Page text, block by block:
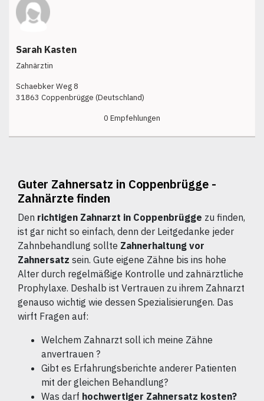
Sarah Kasten
Zahnärztin
Schaebker Weg 8
31863 Coppenbrügge (Deutschland)
0 Empfehlungen
Guter Zahnersatz in Coppenbrügge -
Zahnärzte finden
Den richtigen Zahnarzt in Coppenbrügge zu finden,
ist gar nicht so einfach, denn der Leitgedanke jeder
Zahnbehandlung sollte Zahnerhaltung vor
Zahnersatz sein. Gute eigene Zähne bis ins hohe
Alter durch regelmäßige Kontrolle und zahnärztliche
Prophylaxe. Deshalb ist Vertrauen zu ihrem Zahnarzt
genauso wichtig wie dessen Spezialisierungen. Das
wirft Fragen auf:
Welchem Zahnarzt soll ich meine Zähne
anvertrauen ?
Gibt es Erfahrungsberichte anderer Patienten
mit der gleichen Behandlung?
Was darf hochwertiger Zahnersatz kosten?